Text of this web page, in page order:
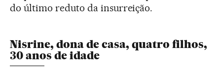
do último reduto da insurreição.
Nisrine, dona de casa, quatro filhos,
30 anos de idade